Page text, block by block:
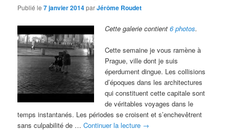
Publié le7 janvier 2014parJérôme Roudet
Cette galerie contient6 photos.
Cette semaine je vous ramène à
Prague, ville dont je suis
éperdument dingue. Les collisions
d’époques dans les architectures
qui constituent cette capitale sont
de véritables voyages dans le
temps instantanés. Les périodes se croisent et s’enchevêtrent
sans culpabilité de …Continuer la lecture →